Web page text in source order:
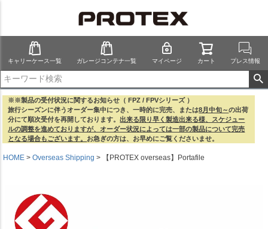
キャリーケース一覧 ガレージコンテナ一覧 マイページ カート プレス情報
※※製品の受付状況に関するお知らせ（ FPZ / FPVシリーズ ）
旅行シーズンに伴うオーダー集中につき、一時的に完売、または8月中旬～の出荷
分にて順次受付を再開しております。出来る限り早く製造出来る様、スケジュー
ルの調整を進めておりますが、オーダー状況によっては一部の製品について完売
となる場合もございます。 お急ぎの方は、お早めにご覧くださいませ。
HOME Overseas Shipping 【PROTEX overseas】Portafile